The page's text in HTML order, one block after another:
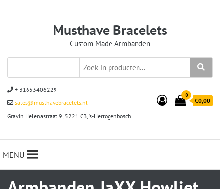
Musthave Bracelets
Custom Made Armbanden
+ 31653406229
sales@musthavebracelets.nl
Gravin Helenastraat 9, 5221 CB, ‘s-Hertogenbosch
0
€0,00
MENU